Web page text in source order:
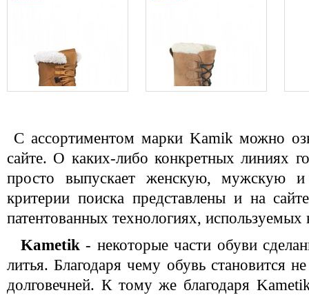
С ассортиментом марки Kamik можно
сайте. О каких-либо конкретных линиях
просто выпускает женскую, мужскую
критерии поиска представлены и на
патентованных технологиях,
Kametik - некоторые части обуви
литья. Благодаря чему обувь становится
долговечней. К тому же благодаря